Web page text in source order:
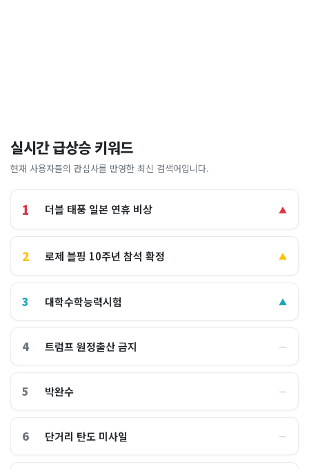
실시간 급상승 키워드
현재 사용자들의 관심사를 반영한 최신 검색어입니다.
1 더블 태풍 일본 연휴 비상 ▲
2 로제 블핑 10주년 참석 확정 ▲
3 대학수학능력시험 ▲
4 트럼프 원정출산 금지 ―
5 박완수 ―
6 단거리 탄도 미사일 ―